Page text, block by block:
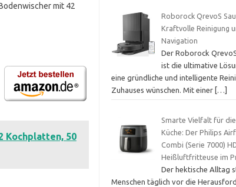
mit 42
Kochplatten, 50
Roborock QrevoS
Kraftvolle Reinigung
Navigation
Der Roborock
ist die ultimative
eine gründliche und intelligente
Zuhauses wünschen. Mit einer […]
Smarte Vielfalt für
Küche: Der Philips
Combi (Serie 7000)
Heißluftfritteuse im
Der hektische Alltag
Menschen täglich vor die